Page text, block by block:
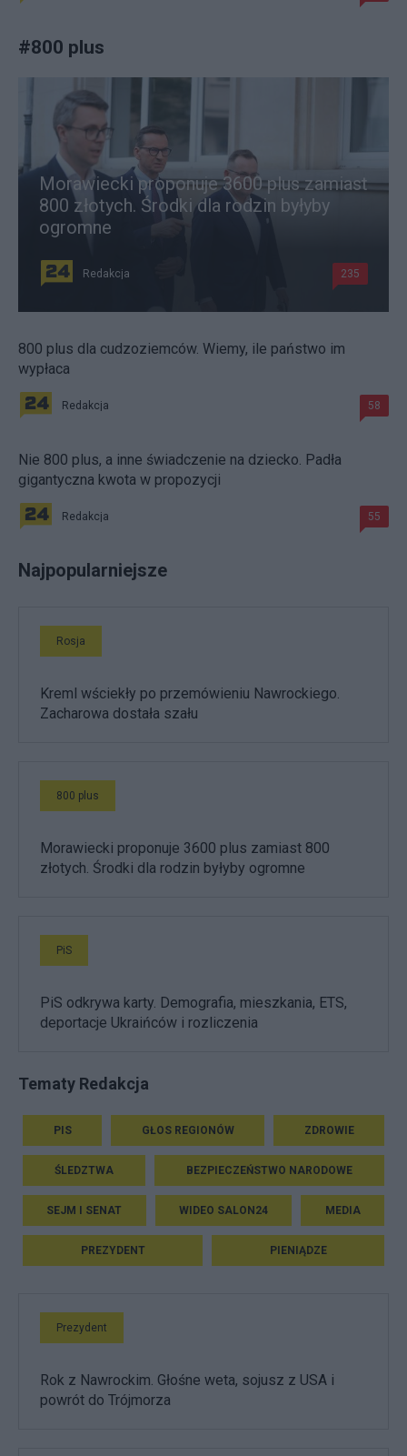
#800 plus
Morawiecki proponuje 3600 plus zamiast
800 złotych. Środki dla rodzin byłyby
ogromne
Redakcja 235
800 plus dla cudzoziemców. Wiemy, ile państwo im
wypłaca
Redakcja 58
Nie 800 plus, a inne świadczenie na dziecko. Padła
gigantyczna kwota w propozycji
Redakcja 55
Najpopularniejsze
Rosja
Kreml wściekły po przemówieniu Nawrockiego.
Zacharowa dostała szału
800 plus
Morawiecki proponuje 3600 plus zamiast 800
złotych. Środki dla rodzin byłyby ogromne
PiS
PiS odkrywa karty. Demografia, mieszkania, ETS,
deportacje Ukraińców i rozliczenia
Tematy Redakcja
PIS GŁOS REGIONÓW ZDROWIE
ŚLEDZTWA BEZPIECZEŃSTWO NARODOWE
SEJM I SENAT WIDEO SALON24 MEDIA
PREZYDENT PIENIĄDZE
Prezydent
Rok z Nawrockim. Głośne weta, sojusz z USA i
powrót do Trójmorza